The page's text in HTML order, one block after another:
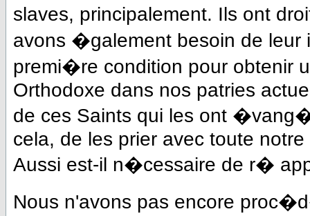
slaves, principalement. Ils ont
avons �galement besoin de leur
premi�re condition pour obtenir
Orthodoxe dans nos patries
de ces Saints qui les ont
cela, de les prier avec toute
Aussi est-il n�cessaire de r�
Nous n'avons pas encore